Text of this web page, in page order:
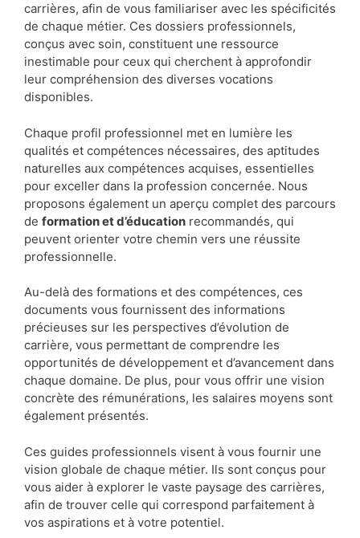
carrières, afin de vous familiariser avec les spécificités
de chaque métier. Ces dossiers professionnels,
conçus avec soin, constituent une ressource
inestimable pour ceux qui cherchent à approfondir
leur compréhension des diverses vocations
disponibles.
Chaque profil professionnel met en lumière les
qualités et compétences nécessaires, des aptitudes
naturelles aux compétences acquises, essentielles
pour exceller dans la profession concernée. Nous
proposons également un aperçu complet des parcours
de formation et d’éducation recommandés, qui
peuvent orienter votre chemin vers une réussite
professionnelle.
Au-delà des formations et des compétences, ces
documents vous fournissent des informations
précieuses sur les perspectives d’évolution de
carrière, vous permettant de comprendre les
opportunités de développement et d’avancement dans
chaque domaine. De plus, pour vous offrir une vision
concrète des rémunérations, les salaires moyens sont
également présentés.
Ces guides professionnels visent à vous fournir une
vision globale de chaque métier. Ils sont conçus pour
vous aider à explorer le vaste paysage des carrières,
afin de trouver celle qui correspond parfaitement à
vos aspirations et à votre potentiel.